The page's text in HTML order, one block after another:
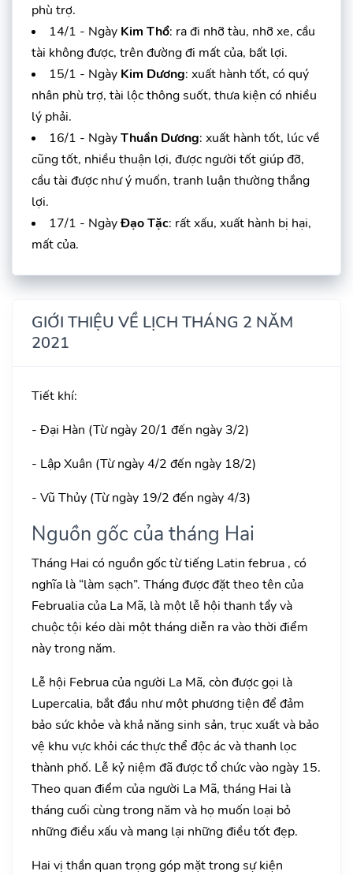
phù trợ.
14/1 - Ngày Kim Thổ: ra đi nhỡ tàu, nhỡ xe, cầu
tài không được, trên đường đi mất của, bất lợi.
15/1 - Ngày Kim Dương: xuất hành tốt, có quý
nhân phù trợ, tài lộc thông suốt, thưa kiện có nhiều
lý phải.
16/1 - NgàyThuần Dương: xuất hành tốt, lúc về
cũng tốt, nhiều thuận lợi, được người tốt giúp đỡ,
cầu tài được như ý muốn, tranh luận thường thắng
lợi.
17/1 - NgàyĐạo Tặc: rất xấu, xuất hành bị hại,
mất của.
GIỚI THIỆU VỀ LỊCH THÁNG 2 NĂM
2021
Tiết khí:
- Đại Hàn (Từ ngày 20/1 đến ngày 3/2)
- Lập Xuân (Từ ngày 4/2 đến ngày 18/2)
- Vũ Thủy (Từ ngày 19/2 đến ngày 4/3)
Nguồn gốc của tháng Hai
Tháng Hai có nguồn gốc từ tiếng Latin februa , có
nghĩa là “làm sạch”. Tháng được đặt theo tên của
Februalia của La Mã, là một lễ hội thanh tẩy và
chuộc tội kéo dài một tháng diễn ra vào thời điểm
này trong năm.
Lễ hội Februa của người La Mã, còn được gọi là
Lupercalia, bắt đầu như một phương tiện để đảm
bảo sức khỏe và khả năng sinh sản, trục xuất và bảo
vệ khu vực khỏi các thực thể độc ác và thanh lọc
thành phố. Lễ kỷ niệm đã được tổ chức vào ngày 15.
Theo quan điểm của người La Mã, tháng Hai là
tháng cuối cùng trong năm và họ muốn loại bỏ
những điều xấu và mang lại những điều tốt đẹp.
Hai vị thần quan trọng góp mặt trong sự kiện